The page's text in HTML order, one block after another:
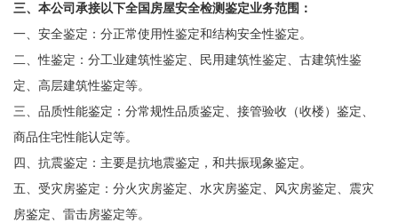
三、本公司承接以下全国房屋安全检测鉴定业务范围：
一、安全鉴定：分正常使用性鉴定和结构安全性鉴定。
二、性鉴定：分工业建筑性鉴定、民用建筑性鉴定、古建筑性鉴
定、高层建筑性鉴定等。
三、品质性能鉴定：分常规性品质鉴定、接管验收（收楼）鉴定、
商品住宅性能认定等。
四、抗震鉴定：主要是抗地震鉴定，和共振现象鉴定。
五、受灾房鉴定：分火灾房鉴定、水灾房鉴定、风灾房鉴定、震灾
房鉴定、雷击房鉴定等。